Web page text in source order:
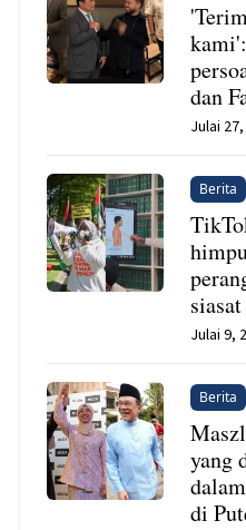
dan
Julai
Berita
Julai 9,
Berita
yang
di